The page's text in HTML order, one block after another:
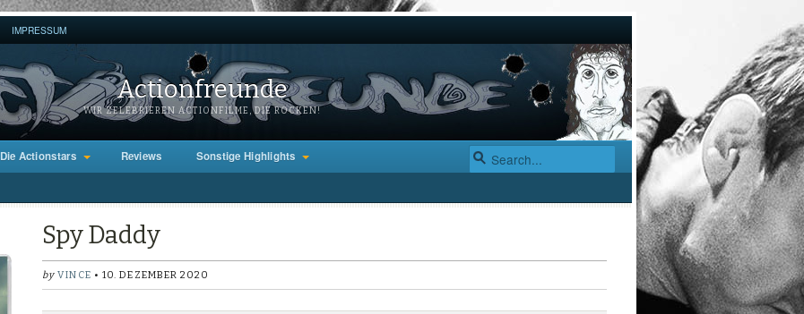
IMPRESSUM
Actionfreunde
WIR ZELEBRIEREN ACTIONFILME, DIE ROCKEN!
Die Actionstars Reviews Sonstige Highlights
Spy Daddy
by VINCE • 10. DEZEMBER 2020